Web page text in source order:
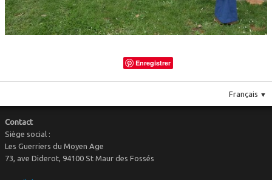
Enregistrer
Français ▼
Contact
Siège social :
Les Guerriers du Moyen Age
73, ave Diderot, 94100 St Maur des Fossés